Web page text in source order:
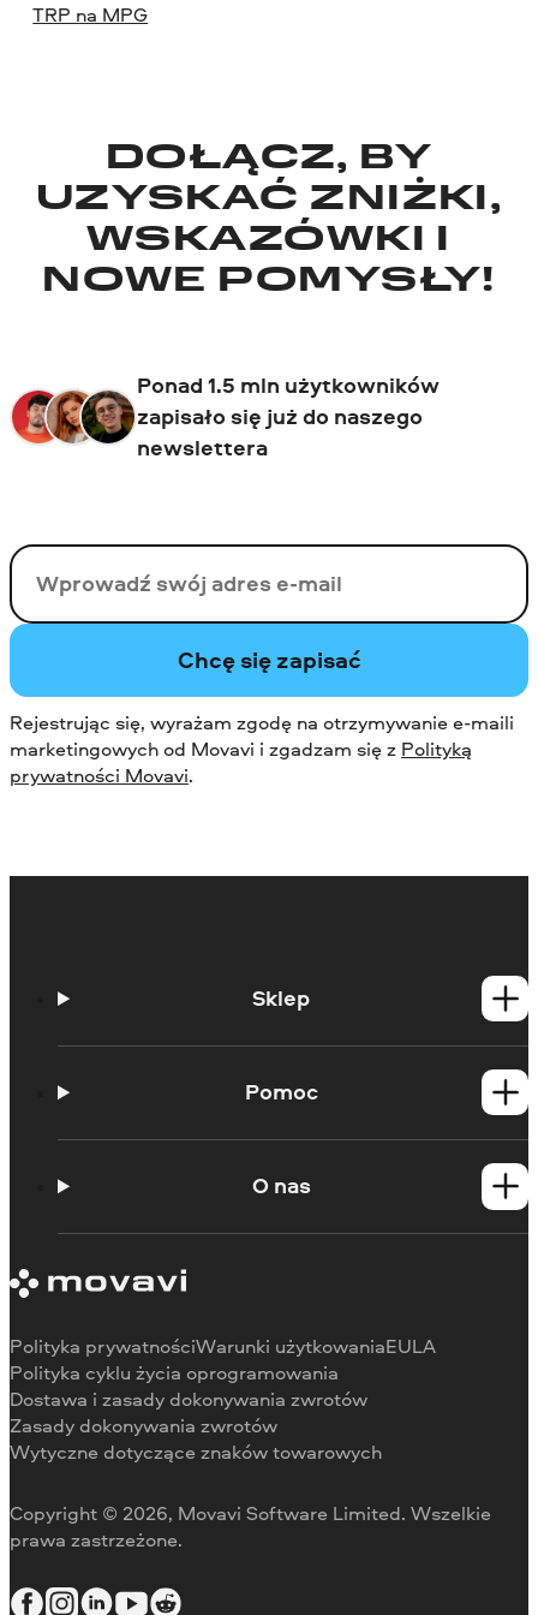
TRP na MPG
DOŁĄCZ, BY
UZYSKAĆ ZNIŻKI,
WSKAZÓWKI I
NOWE POMYSŁY!
Ponad 1.5 mln użytkowników
zapisało się już do naszego
newslettera
Twój email
Chcę się zapisać
Rejestrując się, wyrażam zgodę na otrzymywanie e-maili
marketingowych od Movavi i zgadzam się z Polityką
prywatności Movavi.
Sklep
Produkty dla Mac
Pomoc
Portal edukacyjny
Ograniczenia wersji próbnej
Zwrot środków
O nas
Referencje
Dlaczego warto wybrać nas
Do pracy
Copyright © 2026, Movavi Software Limited. Wszelkie
prawa zastrzeżone.
Polityka prywatnościWarunki użytkowaniaEULA
Polityka cyklu życia oprogramowania
Dostawa i zasady dokonywania zwrotów
Zasady dokonywania zwrotów
Wytyczne dotyczące znaków towarowych